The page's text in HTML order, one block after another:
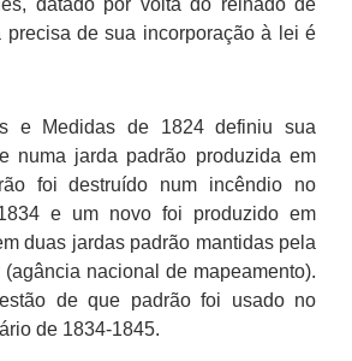
datado por volta do reinado de
precisa de sua incorporação à lei é
e Medidas de 1824 definiu sua
numa jarda padrão produzida em
foi destruído num incêndio no
e um novo foi produzido em
duas jardas padrão mantidas pela
nacional de mapeamento).
de que padrão foi usado no
de 1834-1845.